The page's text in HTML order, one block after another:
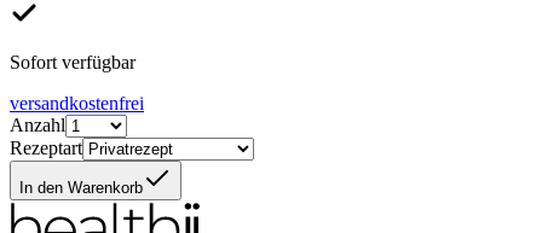
Sofort verfügbar
versandkostenfrei
Anzahl
Rezeptart
In den Warenkorb